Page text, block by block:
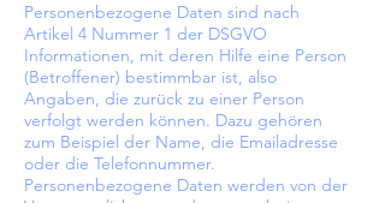
Personenbezogene Daten sind nach
Artikel 4 Nummer 1 der DSGVO
Informationen, mit deren Hilfe eine Person
(Betroffener) bestimmbar ist, also
Angaben, die zurück zu einer Person
verfolgt werden können. Dazu gehören
zum Beispiel der Name, die Emailadresse
oder die Telefonnummer.
Personenbezogene Daten werden von der